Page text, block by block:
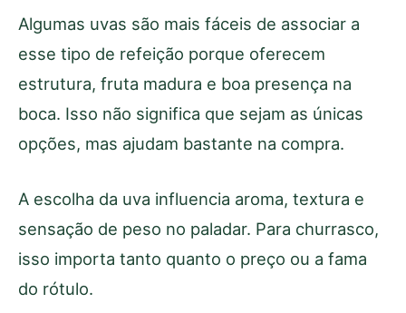
Algumas uvas são mais fáceis de associar a
esse tipo de refeição porque oferecem
estrutura, fruta madura e boa presença na
boca. Isso não significa que sejam as únicas
opções, mas ajudam bastante na compra.
A escolha da uva influencia aroma, textura e
sensação de peso no paladar. Para churrasco,
isso importa tanto quanto o preço ou a fama
do rótulo.